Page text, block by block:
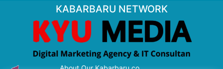
KABARBARU NETWORK